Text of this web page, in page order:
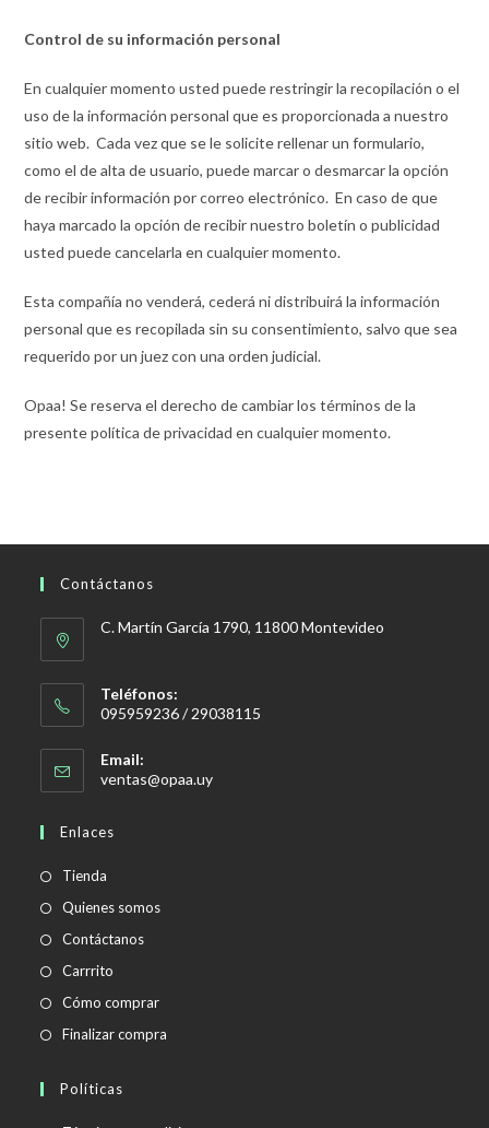
Control de su información personal
En cualquier momento usted puede restringir la recopilación o el
uso de la información personal que es proporcionada a nuestro
sitio web. Cada vez que se le solicite rellenar un formulario,
como el de alta de usuario, puede marcar o desmarcar la opción
de recibir información por correo electrónico. En caso de que
haya marcado la opción de recibir nuestro boletín o publicidad
usted puede cancelarla en cualquier momento.
Esta compañía no venderá, cederá ni distribuirá la información
personal que es recopilada sin su consentimiento, salvo que sea
requerido por un juez con una orden judicial.
Opaa! Se reserva el derecho de cambiar los términos de la
presente política de privacidad en cualquier momento.
Contáctanos
C. Martín García 1790, 11800 Montevideo
Teléfonos:
095959236 / 29038115
Email:
ventas@opaa.uySe
Enlaces
Tienda
Quienes somos
Contáctanos
Carrrito
Cómo comprar
Finalizar compra
Políticas